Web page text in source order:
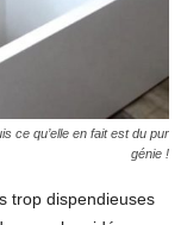
ce qu’elle en fait est du pur
génie !
trop dispendieuses